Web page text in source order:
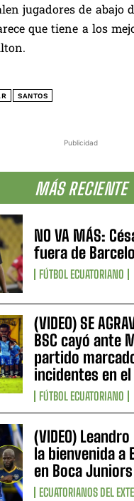
Publicidad
MÁS RECIENTE
NO VA MÁS:
fuera de
FÚTBOL ECUATORIANO
(VIDEO) SE
BSC cayó ante
partido
incidentes en
FÚTBOL ECUATORIANO
(VIDEO)
la bienvenida a
en Boca Juniors
ECUATORIANOS DEL
jugadores de abajo
que tiene a los
SANTOS